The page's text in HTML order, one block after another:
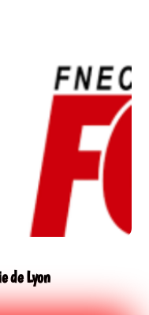
de Lyon